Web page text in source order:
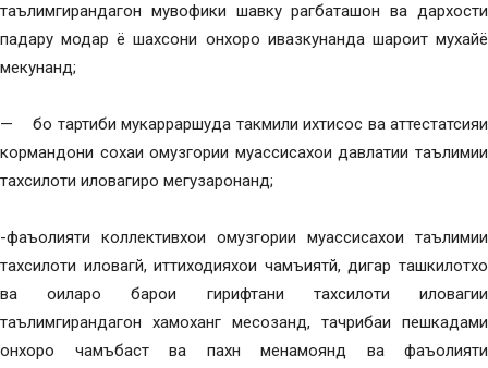
таълимгирандагон мувофики шавку рагбаташон ва дархости
падару модар ё шахсони онхоро ивазкунанда шароит мухайё
мекунанд;
— бо тартиби мукарраршуда такмили ихтисос ва аттестатсияи
кормандони сохаи омузгории муассисахои давлатии таълимии
тахсилоти иловагиро мегузаронанд;
-фаъолияти коллективхои омузгории муассисахои таълимии
тахсилоти иловагй, иттиходияхои чамъиятй, дигар ташкилотхо
ва оиларо барои гирифтани тахсилоти иловагии
таълимгирандагон хамоханг месозанд, тачрибаи пешкадами
онхоро чамъбаст ва пахн менамоянд ва фаъолияти